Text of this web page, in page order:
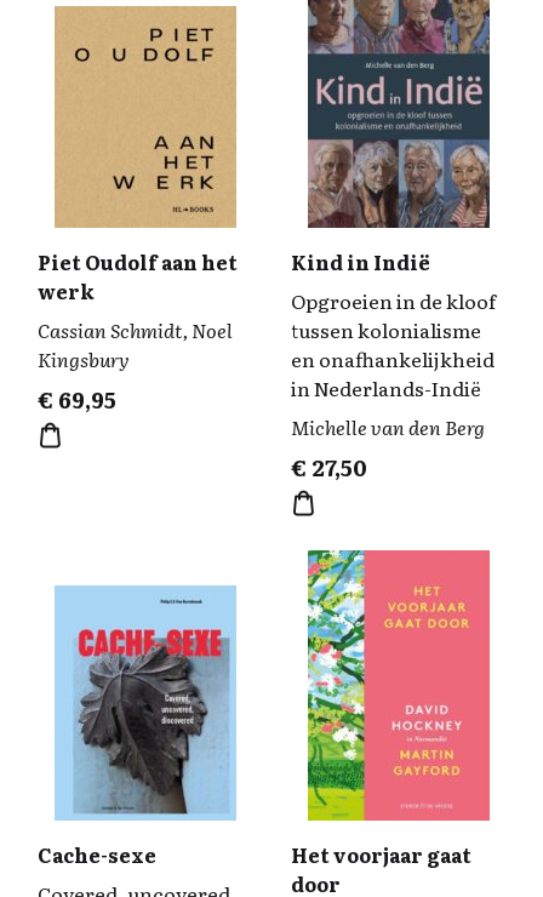
Piet Oudolf aan het
werk
Cassian Schmidt, Noel
Kingsbury
€ 69,95
Kind in Indië
Opgroeien in de kloof
tussen kolonialisme
en onafhankelijkheid
in Nederlands-Indië
Michelle van den Berg
€ 27,50
Cache-sexe
Het voorjaar gaat
door